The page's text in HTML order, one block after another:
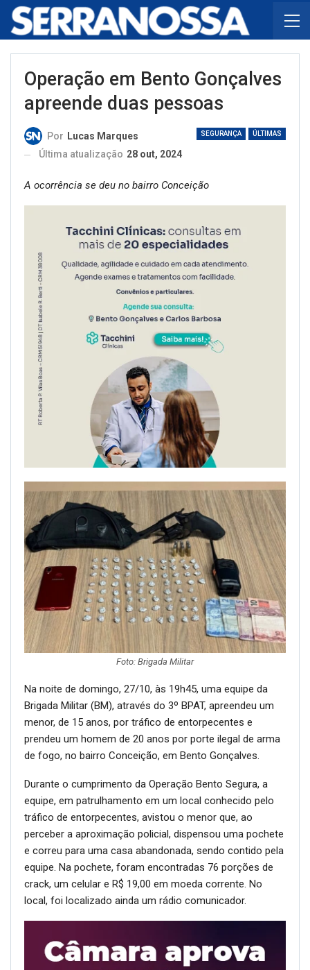
Operação em Bento Gonçalves
apreende duas pessoas
SEGURANÇA ÚLTIMAS
Por Lucas Marques
Última atualização 28 out, 2024
A ocorrência se deu no bairro Conceição
Foto: Brigada Militar
Na noite de domingo, 27/10, às 19h45, uma equipe da
Brigada Militar (BM), através do 3º BPAT, apreendeu um
menor, de 15 anos, por tráfico de entorpecentes e
prendeu um homem de 20 anos por porte ilegal de arma
de fogo, no bairro Conceição, em Bento Gonçalves.
Durante o cumprimento da Operação Bento Segura, a
equipe, em patrulhamento em um local conhecido pelo
tráfico de entorpecentes, avistou o menor que, ao
perceber a aproximação policial, dispensou uma pochete
e correu para uma casa abandonada, sendo contido pela
equipe. Na pochete, foram encontradas 76 porções de
crack, um celular e R$ 19,00 em moeda corrente. No
local, foi localizado ainda um rádio comunicador.